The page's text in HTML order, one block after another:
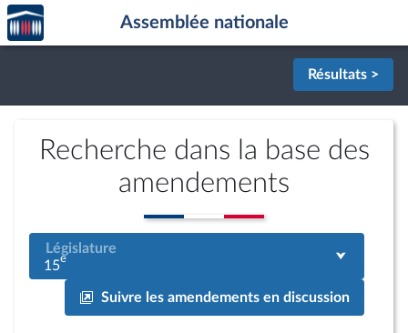
Aller au contenu
Aller en bas de la page
Accèder
à la
page
Assemblée nationale
Résultats >
Recherche dans la base des
amendements
Législature
15e
Suivre les amendements en discussion